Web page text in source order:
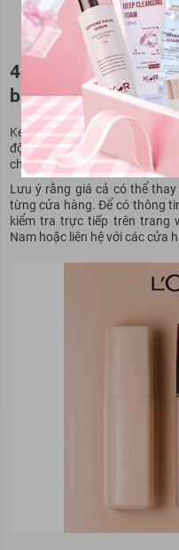
Kem nền Infallible 24H
dùng
4. Infallible 24H
bao nhiêu?
Kem nền L'Oreal Infallible
động từ 229.000 đồng đến
chương trình khuyến mãi và
Lưu ý rằng giá cả có thể
từng cửa hàng. Để có thông
kiểm tra trực tiếp trên trang
Nam hoặc liên hệ với các cửa